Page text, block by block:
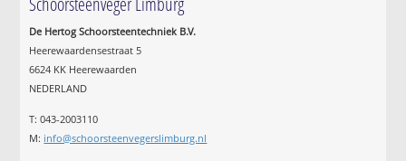
De Hertog Schoorsteentechniek B.V.
Heerewaardensestraat 5
6624 KK Heerewaarden
NEDERLAND
T: 043-2003110
M: info@schoorsteenvegerslimburg.nl